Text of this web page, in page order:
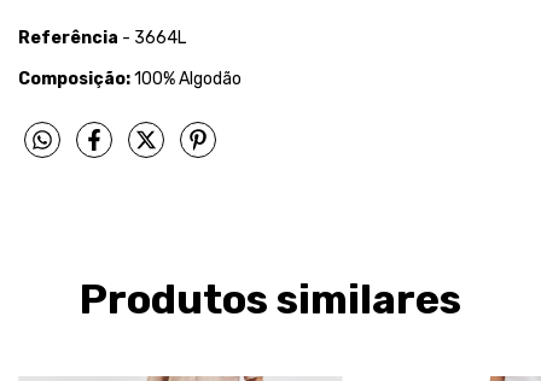
Referência - 3664L
Composição:100% Algodão
Produtos similares